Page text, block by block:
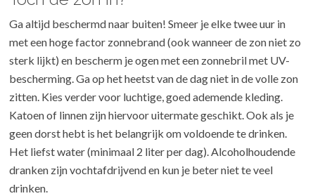
Ga altijd beschermd naar buiten! Smeer je elke twee uur in
met een hoge factor zonnebrand (ook wanneer de zon niet zo
sterk lijkt) en bescherm je ogen met een zonnebril met UV-
bescherming. Ga op het heetst van de dag niet in de volle zon
zitten. Kies verder voor luchtige, goed ademende kleding.
Katoen of linnen zijn hiervoor uitermate geschikt. Ook als je
geen dorst hebt is het belangrijk om voldoende te drinken.
Het liefst water (minimaal 2 liter per dag). Alcoholhoudende
dranken zijn vochtafdrijvend en kun je beter niet te veel
drinken.